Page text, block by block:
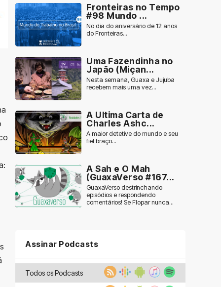
Fronteiras no Tempo
#98 Mundo ...
No dia do aniversário de 12 anos
do Fronteiras...
Uma Fazendinha no
Japão (Miçan...
Nesta semana, Guaxa e Jujuba
recebem mais uma vez...
A Ultima Carta de
Charles Ashc...
A maior detetive do mundo e seu
fiel braço...
A Sah e O Mah
(GuaxaVerso #167...
GuaxaVerso destrinchando
episódios e respondendo
comentários! Se Flopar nunca...
Assinar Podcasts
Todos os Podcasts